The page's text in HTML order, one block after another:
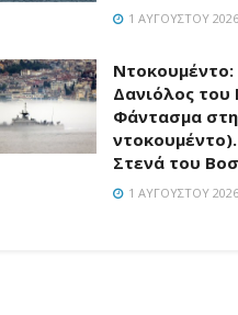
1 ΑΥΓΟΎΣΤΟΥ 2026
Δανιόλος
Φάντασμα
Στενά του
1 ΑΥΓΟΎΣΤΟΥ 2026